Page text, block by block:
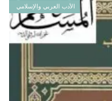
الأدب العربي والإسلامي